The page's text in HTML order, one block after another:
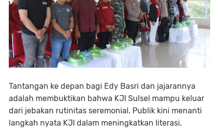
Tantangan ke depan bagi Edy Basri dan jajarannya
adalah membuktikan bahwa KJI Sulsel mampu keluar
dari jebakan rutinitas seremonial. Publik kini menanti
langkah nyata KJI dalam meningkatkan literasi,